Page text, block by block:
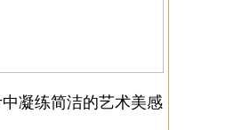
凝练简洁的艺术美感